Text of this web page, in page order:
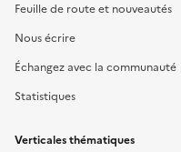
Feuille de route et nouveautés
Nous écrire
Échangez avec la communauté
Statistiques
Verticales thématiques